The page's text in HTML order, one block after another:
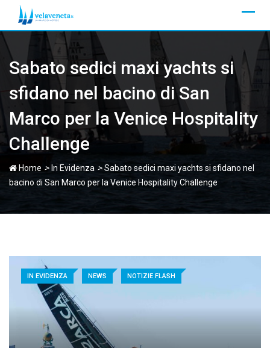
content
Sabato sedici maxi yachts si
sfidano nel bacino di San
Marco per la Venice Hospitality
Challenge
Home > In Evidenza >Sabato sedici maxi yachts si sfidano nel
bacino di San Marco per la Venice Hospitality Challenge
IN EVIDENZA NEWS NOTIZIE FLASH